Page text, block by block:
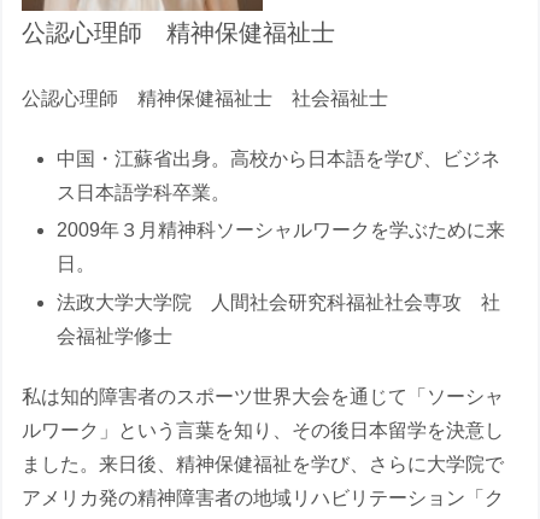
公認心理師 精神保健福祉士
公認心理師 精神保健福祉士 社会福祉士
中国・江蘇省出身。高校から日本語を学び、ビジネ
ス日本語学科卒業。
2009年３月精神科ソーシャルワークを学ぶために来
日。
法政大学大学院 人間社会研究科福祉社会専攻 社
会福祉学修士
私は知的障害者のスポーツ世界大会を通じて「ソーシャ
ルワーク」という言葉を知り、その後日本留学を決意し
ました。来日後、精神保健福祉を学び、さらに大学院で
アメリカ発の精神障害者の地域リハビリテーション「ク